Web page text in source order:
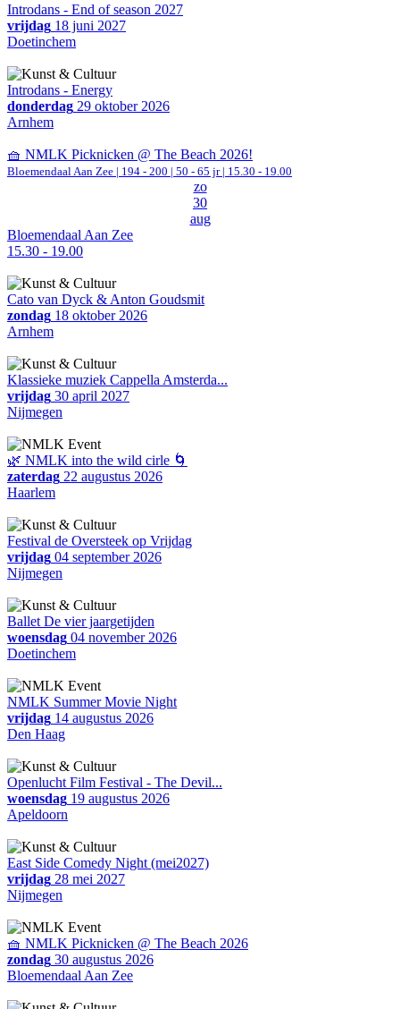
Introdans - End of season 2027
vrijdag 18 juni 2027
Doetinchem
Introdans - Energy
donderdag 29 oktober 2026
Arnhem
🧺 NMLK Picknicken @ The Beach 2026!
Bloemendaal Aan Zee | 194 - 200 | 50 - 65 jr | 15.30 - 19.00
zo
30
aug
Bloemendaal Aan Zee
15.30 - 19.00
Cato van Dyck & Anton Goudsmit
zondag 18 oktober 2026
Arnhem
Klassieke muziek Cappella Amsterda...
vrijdag 30 april 2027
Nijmegen
🌿 NMLK into the wild cirle 🌀
zaterdag 22 augustus 2026
Haarlem
Festival de Oversteek op Vrijdag
vrijdag 04 september 2026
Nijmegen
Ballet De vier jaargetijden
woensdag 04 november 2026
Doetinchem
NMLK Summer Movie Night
vrijdag 14 augustus 2026
Den Haag
Openlucht Film Festival - The Devil...
woensdag 19 augustus 2026
Apeldoorn
East Side Comedy Night (mei2027)
vrijdag 28 mei 2027
Nijmegen
🧺 NMLK Picknicken @ The Beach 2026
zondag 30 augustus 2026
Bloemendaal Aan Zee